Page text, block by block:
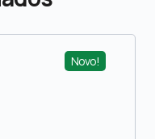
Novo!